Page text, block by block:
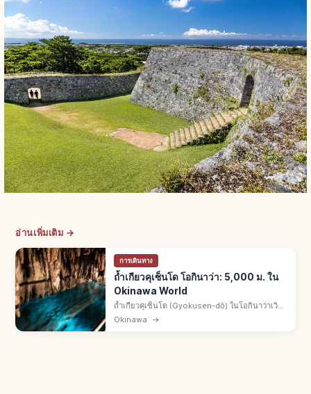
อ่านเพิ่มเติม →
การเดินทาง
ถ้ำเกียวคุเซ็นโด โอกินาว่า: 5,000 ม. ใน
Okinawa World
ถ้ำเกียวคุเซ็นโด (Gyokusen-dō) ในโอกินาว่าเวิลด์
เมืองนันโจ จ.โอกินาว่า ยาวรวม 5,000 ม. มีหินงอก
Okinawa →